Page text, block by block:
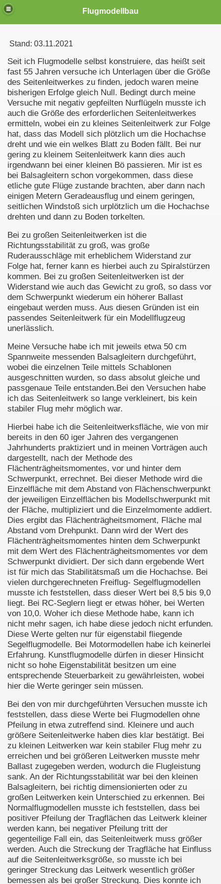
Flugmodellbau
Stand: 03.11.2021
Seit ich Flugmodelle selbst konstruiere, das heißt seit
fast 55 Jahren versuche ich Unterlagen über die Größe
des Seitenleitwerkes zu finden, jedoch waren meine
bisherigen Erfolge gleich Null. Bedingt durch meine
Versuche mit negativ gepfeilten Nurflügeln musste ich
auch die Größe des erforderlichen Seitenleitwerkes
ermitteln, wobei ein zu kleines Seitenleitwerk zur Folge
hat, dass das Modell sich plötzlich um die Hochachse
dreht und wie ein welkes Blatt zu Boden fällt. Bei nur
gering zu kleinem Seitenleitwerk kann dies auch
irgendwann bei einer kleinen Bö passieren. Mir ist es
bei Balsagleitern schon vorgekommen, dass diese
etliche gute Flüge zustande brachten, aber dann nach
einigen Metern Geradeausflug und einem geringen,
seitlichen Windstoß sich urplötzlich um die Hochachse
drehten und dann zu Boden torkelten.
Bei zu großen Seitenleitwerken ist die
Richtungsstabilität zu groß, was große
Ruderausschläge mit erheblichem Widerstand zur
Folge hat, ferner kann es hierbei auch zu Spiralstürzen
kommen. Bei zu großen Seitenleitwerken ist der
Widerstand wie auch das Gewicht zu groß, so dass vor
dem Schwerpunkt wiederum ein höherer Ballast
eingebaut werden muss. Aus diesen Gründen ist ein
passendes Seitenleitwerk für ein Modellflugzeug
unerlässlich.
Meine Versuche habe ich mit jeweils etwa 50 cm
Spannweite messenden Balsagleitern durchgeführt,
wobei die einzelnen Teile mittels Schablonen
ausgeschnitten wurden, so dass absolut gleiche und
passgenaue Teile entstanden.Bei den Versuchen habe
ich das Seitenleitwerk so lange verkleinert, bis kein
stabiler Flug mehr möglich war.
Hierbei habe ich die Seitenleitwerksfläche, wie von mir
bereits in den 60 iger Jahren des vergangenen
Jahrhunderts praktiziert und in meinen Vorträgen auch
dargestellt, nach der Methode des
Flächenträgheitsmomentes, vor und hinter dem
Schwerpunkt, errechnet. Bei dieser Methode wird die
Einzelfläche mit dem Abstand von Flächenschwerpunkt
der jeweiligen Einzelflächen bis Modellschwerpunkt mit
der Fläche, multipliziert und die Einzelmomente addiert.
Dies ergibt das Flächenträgheitsmoment, Fläche mal
Abstand vom Drehpunkt. Dann wird der Wert des
Flächenträgheitsmomentes hinten dem Schwerpunkt
mit dem Wert des Flächenträgheitsmomentes vor dem
Schwerpunkt dividiert. Der sich dann ergebende Wert
ist für mich das Stabilitätsmaß um die Hochachse. Bei
vielen durchgerechneten Freiflug- Segelflugmodellen
musste ich feststellen, dass dieser Wert bei 8,5 bis 9,0
liegt. Bei RC-Seglern liegt er etwas höher, bei Werten
von 10,0. Woher ich diese Methode habe, kann ich
nicht mehr sagen, ich habe diese jedoch nicht erfunden.
Diese Werte gelten nur für eigenstabil fliegende
Segelflugmodelle. Bei Motormodellen habe ich keinerlei
Erfahrung. Kunstflugmodelle dürfen in dieser Hinsicht
nicht so hohe Eigenstabilität besitzen um eine
entsprechende Steuerbarkeit zu gewährleisten, wobei
hier die Werte geringer sein müssen.
Bei den von mir durchgeführten Versuchen musste ich
feststellen, dass diese Werte bei Flugmodellen ohne
Pfeilung in etwa zutreffend sind. Kleinere und auch
größere Seitenleitwerke haben dies klar bestätigt. Bei
zu kleinen Leitwerken war kein stabiler Flug mehr zu
erreichen und bei größeren Leitwerken musste mehr
Ballast zugegeben werden, wodurch die Flugleistung
sank. An der Richtungsstabilität war bei den kleinen
Balsagleitern, bei richtig dimensionierten oder zu
großen Leitwerken kein Unterschied zu erkennen. Bei
Normalflugmodellen musste ich feststellen, dass bei
positiver Pfeilung der Tragflächen das Leitwerk kleiner
werden kann, bei negativer Pfeilung tritt der
gegenteilige Fall ein, das Seitenleitwerk muss größer
werden. Auch die Streckung der Tragfläche hat Einfluss
auf die Seitenleitwerksgröße, so musste ich bei
geringer Streckung das Leitwerk wesentlich größer
bemessen als bei großer Streckung. Dies konnte ich